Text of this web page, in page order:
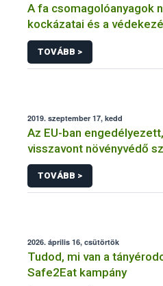
A fa csomagolóanyagok
kockázatai és a
TOVÁBB >
2019. szeptember 17, kedd
Az EU-ban
visszavont növényvédő
TOVÁBB >
2026. április 16, csütörtök
Tudod, mi van a
Safe2Eat kampány